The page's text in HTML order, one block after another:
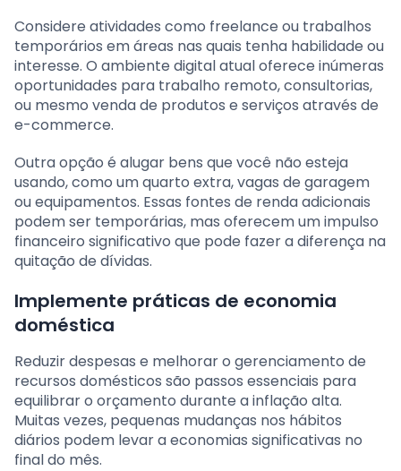
Considere atividades como freelance ou trabalhos
temporários em áreas nas quais tenha habilidade ou
interesse. O ambiente digital atual oferece inúmeras
oportunidades para trabalho remoto, consultorias,
ou mesmo venda de produtos e serviços através de
e-commerce.
Outra opção é alugar bens que você não esteja
usando, como um quarto extra, vagas de garagem
ou equipamentos. Essas fontes de renda adicionais
podem ser temporárias, mas oferecem um impulso
financeiro significativo que pode fazer a diferença na
quitação de dívidas.
Implemente práticas de economia
doméstica
Reduzir despesas e melhorar o gerenciamento de
recursos domésticos são passos essenciais para
equilibrar o orçamento durante a inflação alta.
Muitas vezes, pequenas mudanças nos hábitos
diários podem levar a economias significativas no
final do mês.